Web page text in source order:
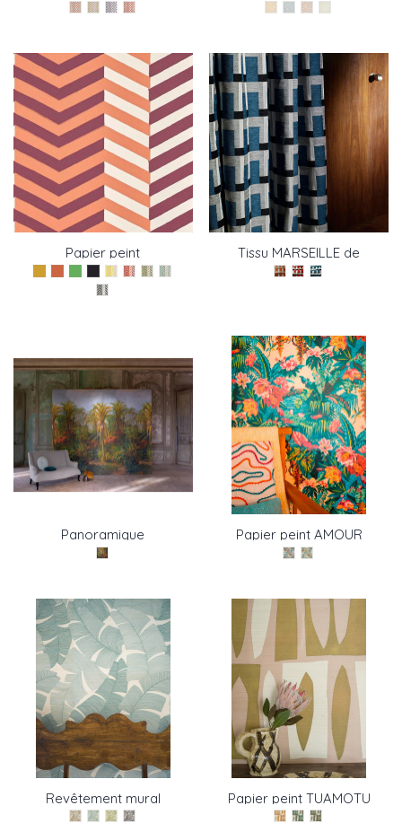
Pierre Frey de Pierre Frey
Papier peint
MINNEAPOLIS de Pierre
Frey
Tissu MARSEILLE de
Pierre Frey
Panoramique
MONTEVERDE de Pierre
Papier peint AMOUR
DES TROPIQUES de
Revêtement mural
TIKEHAU de Pierre Frey
Papier peint TUAMOTU
de Pierre Frey